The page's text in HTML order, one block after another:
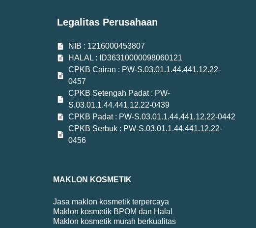
Legalitas Perusahaan
NIB : 1216000453807
HALAL : ID36310000098060121
CPKB Cairan : PW-S.03.01.1.44.441.12.22-
0457
CPKB Setengah Padat : PW-
S.03.01.1.44.441.12.22-0439
CPKB Padat : PW-S.03.01.1.44.441.12.22-0442
CPKB Serbuk : PW-S.03.01.1.44.441.12.22-
0456
MAKLON KOSMETIK
Jasa maklon kosmetik terpercaya
Maklon kosmetik BPOM dan Halal
Maklon kosmetik murah berkualitas